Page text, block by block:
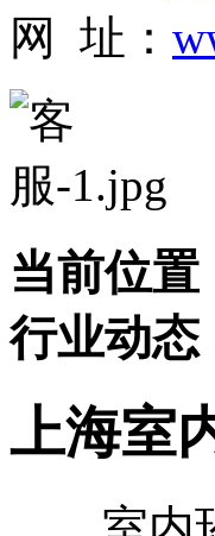
网 址：
当前位置
行业动态
上海室